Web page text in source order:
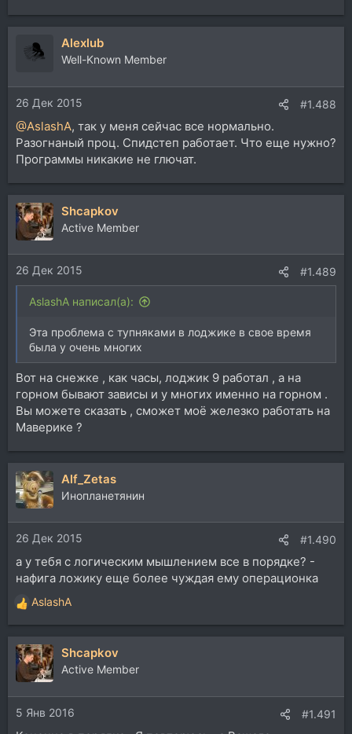
Alexlub
Well-Known Member
26 Дек 2015 #1.488
@AslashA, так у меня сейчас все нормально.
Разогнаный проц. Спидстеп работает. Что еще нужно?
Программы никакие не глючат.
Shcapkov
Active Member
26 Дек 2015 #1.489
AslashA написал(а):
Эта проблема с тупняками в лоджике в свое время
была у очень многих
Вот на снежке , как часы, лоджик 9 работал , а на
горном бывают зависы и у многих именно на горном .
Вы можете сказать , сможет моё железко работать на
Маверике ?
Alf_Zetas
Инопланетянин
26 Дек 2015 #1.490
а у тебя с логическим мышлением все в порядке? -
нафига ложику еще более чуждая ему операционка
Р
е
а
к
ц
и
и
:
AslashA
Shcapkov
Active Member
5 Янв 2016 #1.491